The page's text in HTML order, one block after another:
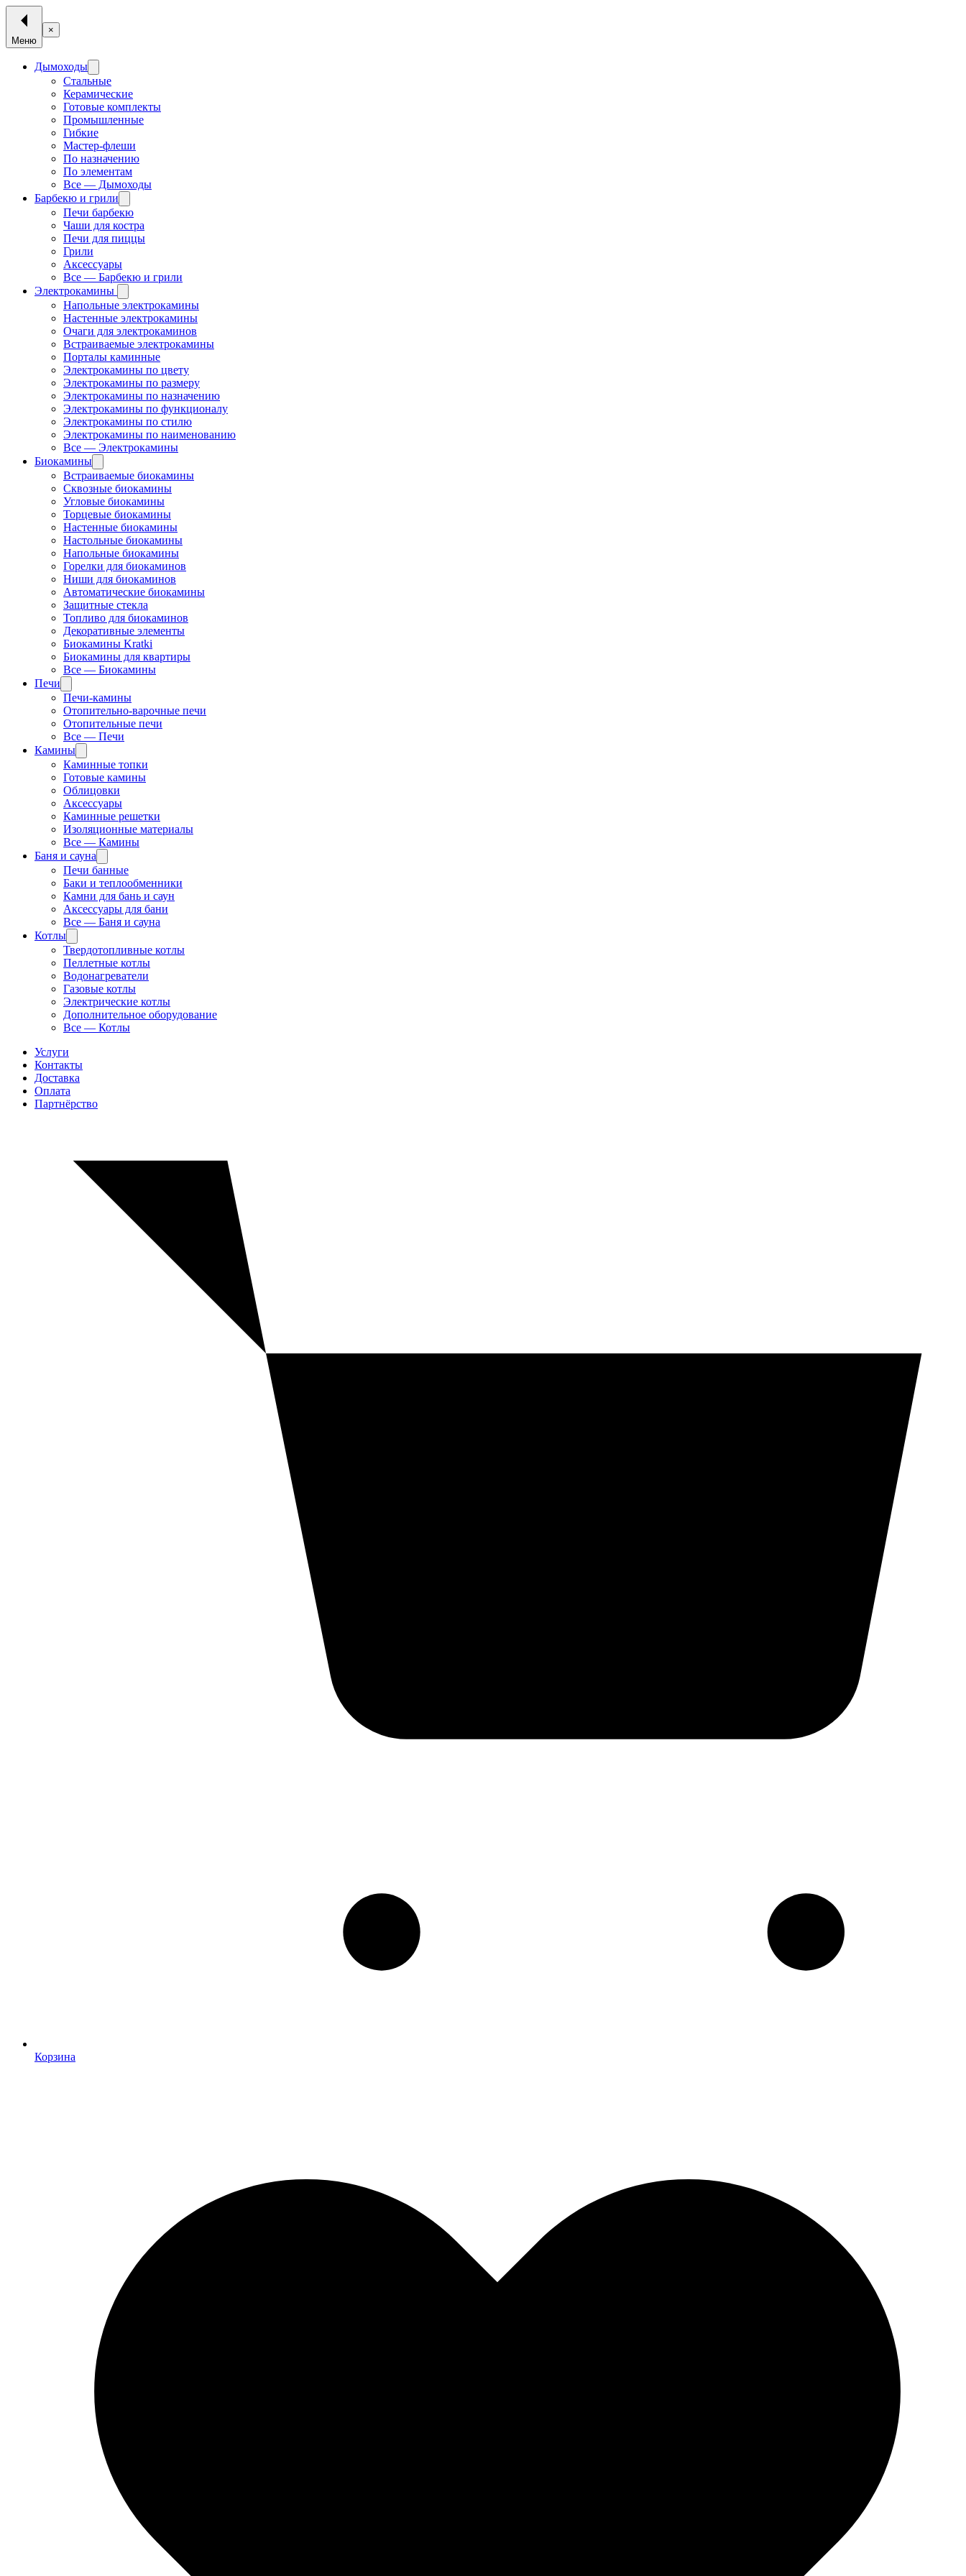
Меню
×
Дымоходы
Стальные
Керамические
Готовые комплекты
Промышленные
Гибкие
Мастер-флеши
По назначению
По элементам
Все — Дымоходы
Барбекю и грили
Печи барбекю
Чаши для костра
Печи для пиццы
Грили
Аксессуары
Все — Барбекю и грили
Электрокамины
Напольные электрокамины
Настенные электрокамины
Очаги для электрокаминов
Встраиваемые электрокамины
Порталы каминные
Электрокамины по цвету
Электрокамины по размеру
Электрокамины по назначению
Электрокамины по функционалу
Электрокамины по стилю
Электрокамины по наименованию
Все — Электрокамины
Биокамины
Встраиваемые биокамины
Сквозные биокамины
Угловые биокамины
Торцевые биокамины
Настенные биокамины
Настольные биокамины
Напольные биокамины
Горелки для биокаминов
Ниши для биокаминов
Автоматические биокамины
Защитные стекла
Топливо для биокаминов
Декоративные элементы
Биокамины Kratki
Биокамины для квартиры
Все — Биокамины
Печи
Печи-камины
Отопительно-варочные печи
Отопительные печи
Все — Печи
Камины
Каминные топки
Готовые камины
Облицовки
Аксессуары
Каминные решетки
Изоляционные материалы
Все — Камины
Баня и сауна
Печи банные
Баки и теплообменники
Камни для бань и саун
Аксессуары для бани
Все — Баня и сауна
Котлы
Твердотопливные котлы
Пеллетные котлы
Водонагреватели
Газовые котлы
Электрические котлы
Дополнительное оборудование
Все — Котлы
Услуги
Контакты
Доставка
Оплата
Партнёрство
Корзина